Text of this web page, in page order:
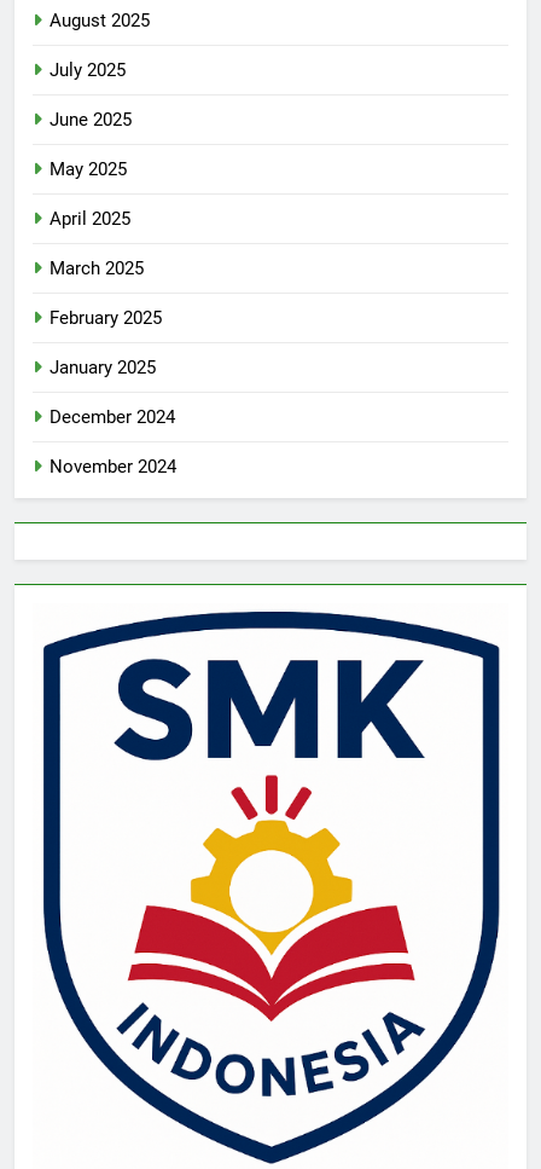
August 2025
July 2025
June 2025
May 2025
April 2025
March 2025
February 2025
January 2025
December 2024
November 2024